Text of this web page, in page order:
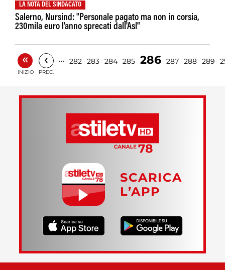
LA NOTA DEL SINDACATO
Salerno, Nursind: "Personale pagato ma non in corsia,
230mila euro l'anno sprecati dall'Asl"
«
INIZIO
‹
PREC.
… 282 283 284 285 286 287 288 289
SCARICA
L’APP